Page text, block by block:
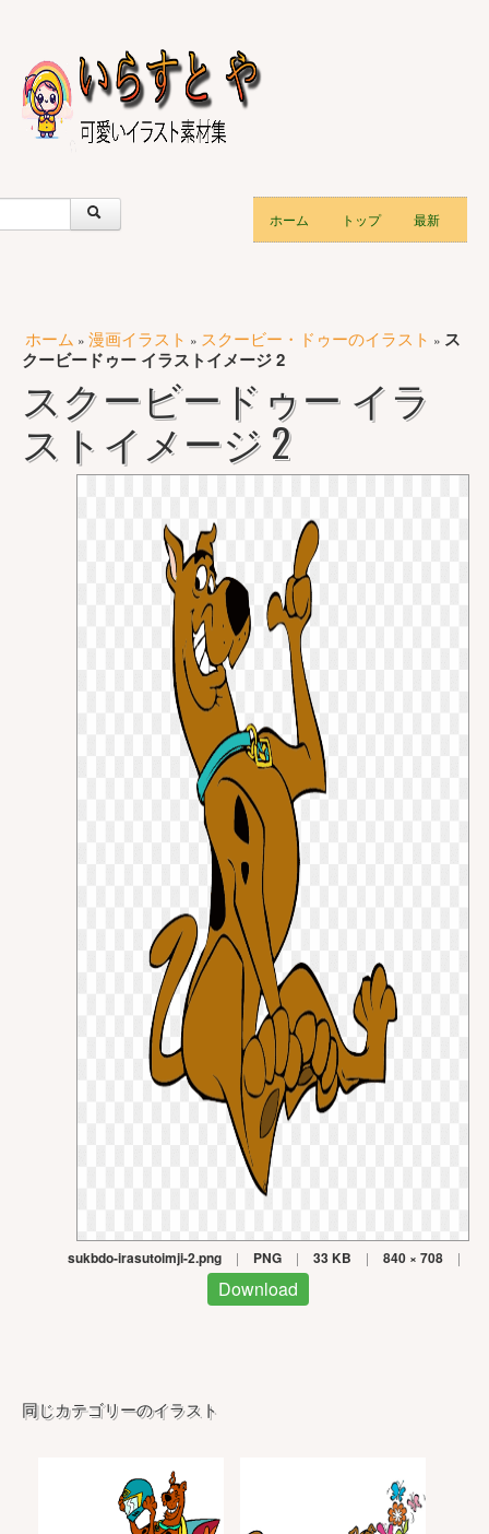
ホーム トップ 最新
ホーム » 漫画イラスト » スクービー・ドゥーのイラスト » ス
クービードゥー イラストイメージ 2
スクービードゥー イラ
ストイメージ 2
sukbdo-irasutoimji-2.png | PNG | 33 KB | 840 × 708 |
Download
同じカテゴリーのイラスト